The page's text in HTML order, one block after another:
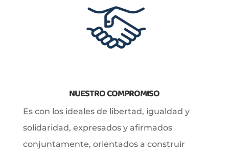
NUESTRO COMPROMISO
Es con los ideales de libertad, igualdad y
solidaridad, expresados y afirmados
conjuntamente, orientados a construir